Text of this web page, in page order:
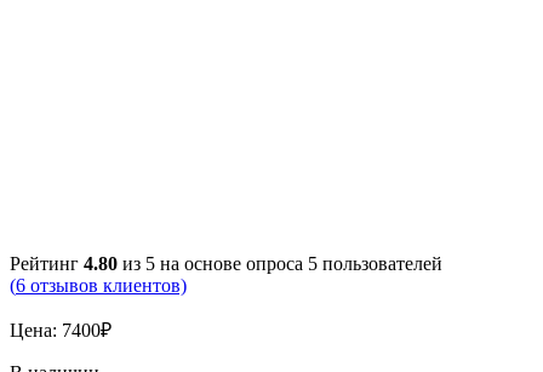
Рейтинг 4.80 из 5 на основе опроса 5 пользователей
(6 отзывов клиентов)
Цена: 7400₽